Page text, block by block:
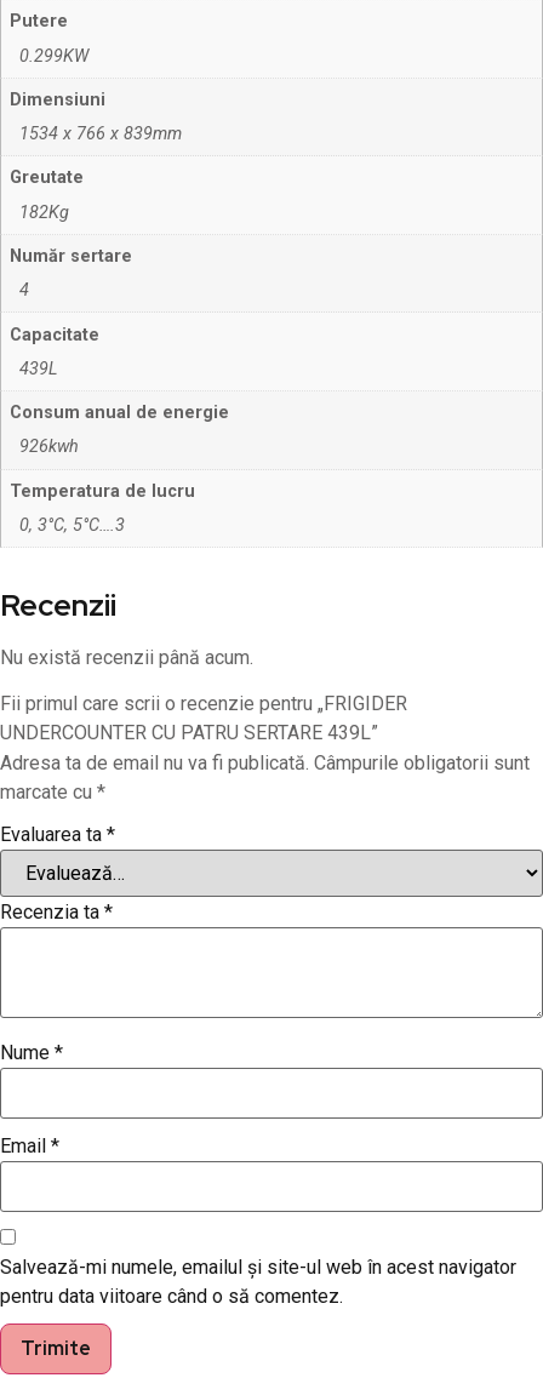
Putere
0.299KW
Dimensiuni
1534 x 766 x 839mm
Greutate
182Kg
Număr sertare
4
Capacitate
439L
Consum anual de energie
926kwh
Temperatura de lucru
0, 3°C, 5°C….3
Recenzii
Nu există recenzii până acum.
Fii primul care scrii o recenzie pentru „FRIGIDER
UNDERCOUNTER CU PATRU SERTARE 439L”
Adresa ta de email nu va fi publicată. Câmpurile obligatorii sunt
marcate cu *
Evaluarea ta *
Recenzia ta *
Nume *
Email *
Salvează-mi numele, emailul și site-ul web în acest navigator
pentru data viitoare când o să comentez.